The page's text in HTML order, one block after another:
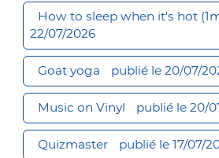
How to sleep when it's hot
22/07/2026
Goat yoga publié le 20/07/
Music on Vinyl publié le 20/
Quizmaster publié le 17/07/